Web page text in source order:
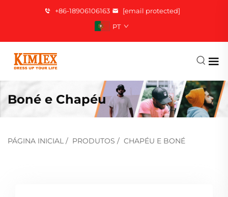
+86-18906106163
[email protected]
PT
Boné e Chapéu
PÁGINA INICIAL / PRODUTOS / CHAPÉU E BONÉ